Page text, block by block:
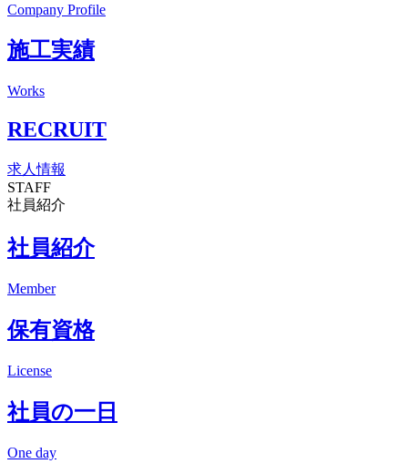
Company Profile
施工実績
Works
RECRUIT
求人情報
STAFF
社員紹介
社員紹介
Member
保有資格
License
社員の一日
One day